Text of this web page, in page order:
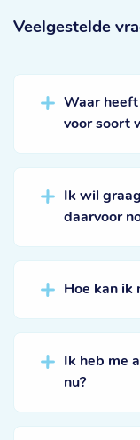
Veelgestelde
Waar heeft
voor soort
Ik wil
daarvoor
Hoe kan ik
Ik heb me
nu?